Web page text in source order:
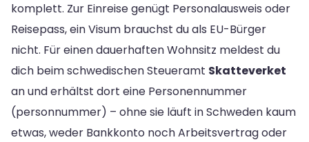
komplett. Zur Einreise genügt Personalausweis oder
Reisepass, ein Visum brauchst du als EU-Bürger
nicht. Für einen dauerhaften Wohnsitz meldest du
dich beim schwedischen Steueramt Skatteverket
an und erhältst dort eine Personennummer
(personnummer) – ohne sie läuft in Schweden kaum
etwas, weder Bankkonto noch Arbeitsvertrag oder